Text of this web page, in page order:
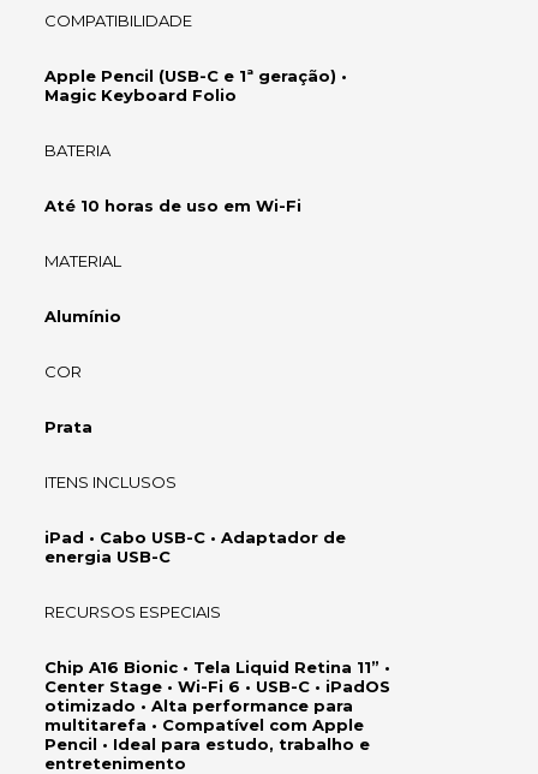
COMPATIBILIDADE
Apple Pencil (USB-C e 1ª geração) •
Magic Keyboard Folio
BATERIA
Até 10 horas de uso em Wi-Fi
MATERIAL
Alumínio
COR
Prata
ITENS INCLUSOS
iPad • Cabo USB-C • Adaptador de
energia USB-C
RECURSOS ESPECIAIS
Chip A16 Bionic • Tela Liquid Retina 11” •
Center Stage • Wi-Fi 6 • USB-C • iPadOS
otimizado • Alta performance para
multitarefa • Compatível com Apple
Pencil • Ideal para estudo, trabalho e
entretenimento